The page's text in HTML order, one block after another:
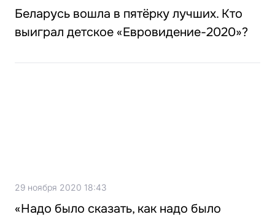
Беларусь вошла в пятёрку лучших. Кто
выиграл детское «Евровидение-2020»?
29 ноября 2020 18:43
«Надо было сказать, как надо было